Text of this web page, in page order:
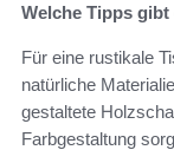
Welche Tipps
Für eine rustikale
natürliche
gestaltete
Farbgestaltung